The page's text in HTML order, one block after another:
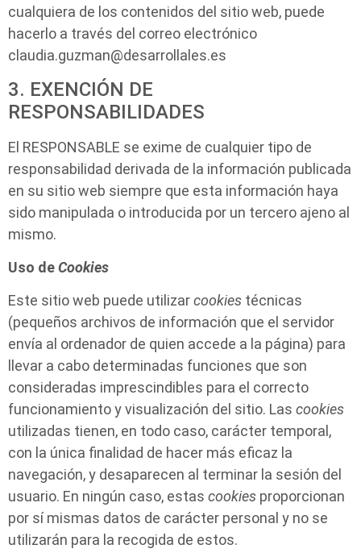
cualquiera de los contenidos del sitio web, puede
hacerlo a través del correo electrónico
claudia.guzman@desarrollales.es
3. EXENCIÓN DE
RESPONSABILIDADES
El RESPONSABLE se exime de cualquier tipo de
responsabilidad derivada de la información publicada
en su sitio web siempre que esta información haya
sido manipulada o introducida por un tercero ajeno al
mismo.
Uso deCookies
Este sitio web puede utilizarcookies técnicas
(pequeños archivos de información que el servidor
envía al ordenador de quien accede a la página) para
llevar a cabo determinadas funciones que son
consideradas imprescindibles para el correcto
funcionamiento y visualización del sitio. Las cookies
utilizadas tienen, en todo caso, carácter temporal,
con la única finalidad de hacer más eficaz la
navegación, y desaparecen al terminar la sesión del
usuario. En ningún caso, estas cookies proporcionan
por sí mismas datos de carácter personal y no se
utilizarán para la recogida de estos.